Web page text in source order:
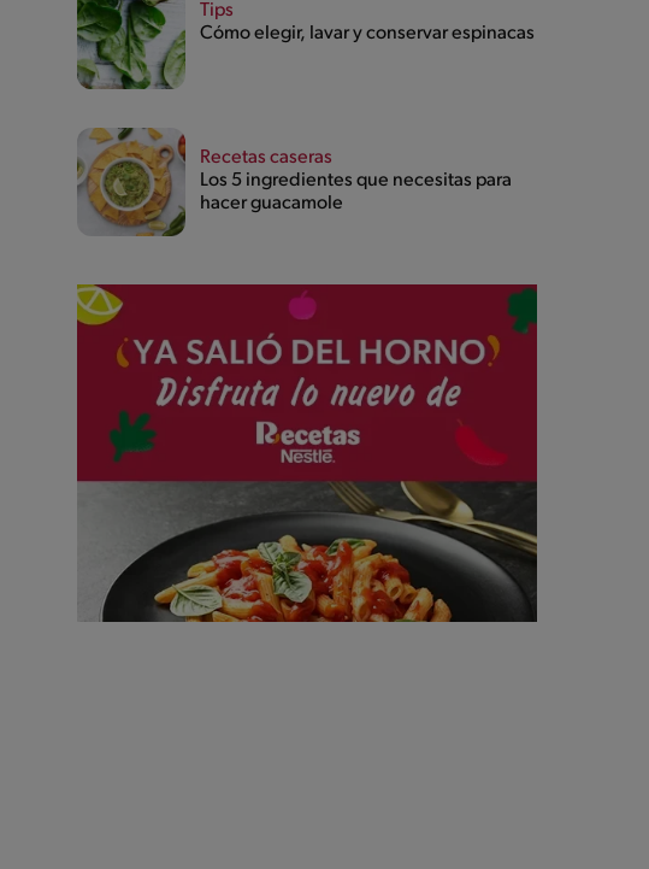
Tips
Cómo elegir, lavar y conservar espinacas
Recetas caseras
Los 5 ingredientes que necesitas para
hacer guacamole